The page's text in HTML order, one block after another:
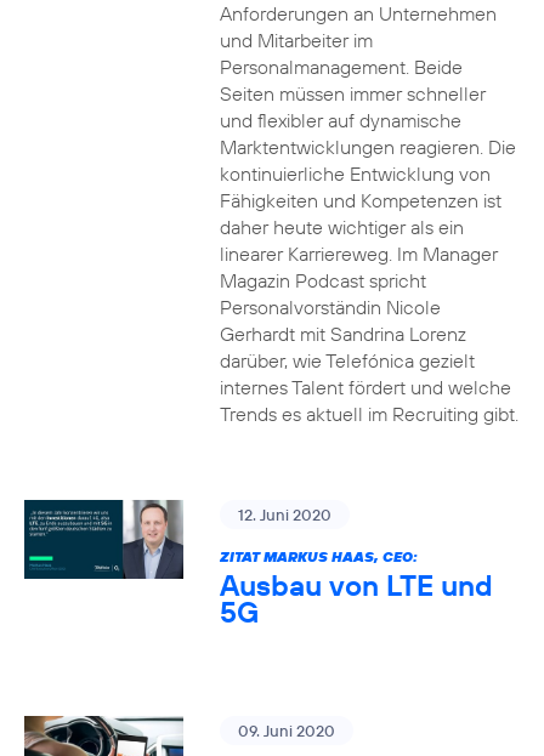
Anforderungen an Unternehmen
und Mitarbeiter im
Personalmanagement. Beide
Seiten müssen immer schneller
und flexibler auf dynamische
Marktentwicklungen reagieren. Die
kontinuierliche Entwicklung von
Fähigkeiten und Kompetenzen ist
daher heute wichtiger als ein
linearer Karriereweg. Im Manager
Magazin Podcast spricht
Personalvorständin Nicole
Gerhardt mit Sandrina Lorenz
darüber, wie Telefónica gezielt
internes Talent fördert und welche
Trends es aktuell im Recruiting gibt.
12. Juni 2020
ZITAT MARKUS HAAS, CEO:
Ausbau von LTE und
5G
09. Juni 2020